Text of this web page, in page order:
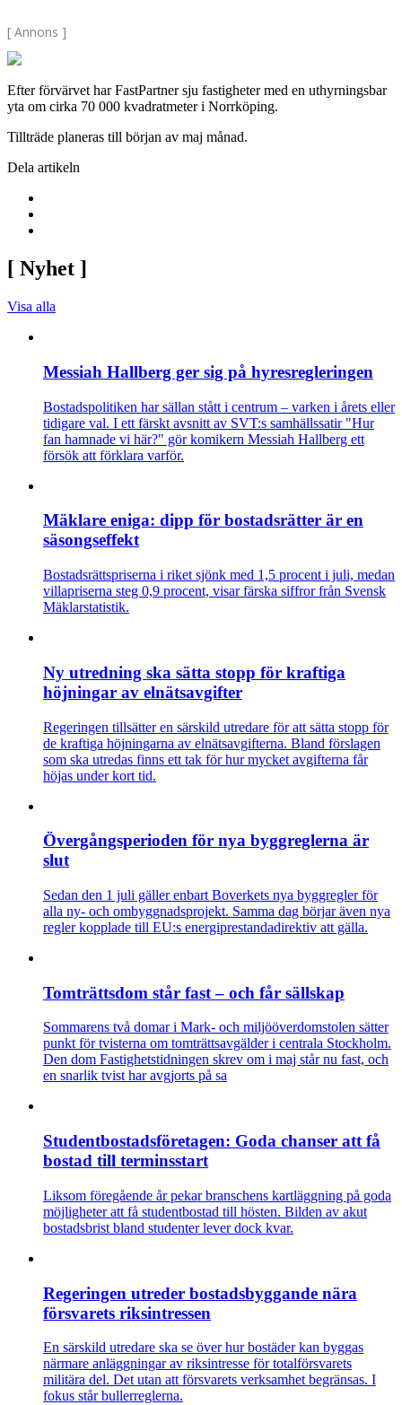
[ Annons ]
Efter förvärvet har FastPartner sju fastigheter med en uthyrningsbar
yta om cirka 70 000 kvadratmeter i Norrköping.
Tillträde planeras till början av maj månad.
Dela artikeln
[ Nyhet ]
Visa alla
Messiah Hallberg ger sig på hyresregleringen
Bostadspolitiken har sällan stått i centrum – varken i årets eller
tidigare val. I ett färskt avsnitt av SVT:s samhällssatir "Hur
fan hamnade vi här?" gör komikern Messiah Hallberg ett
försök att förklara varför.
Mäklare eniga: dipp för bostadsrätter är en
säsongseffekt
Bostadsrättspriserna i riket sjönk med 1,5 procent i juli, medan
villapriserna steg 0,9 procent, visar färska siffror från Svensk
Mäklarstatistik.
Ny utredning ska sätta stopp för kraftiga
höjningar av elnätsavgifter
Regeringen tillsätter en särskild utredare för att sätta stopp för
de kraftiga höjningarna av elnätsavgifterna. Bland förslagen
som ska utredas finns ett tak för hur mycket avgifterna får
höjas under kort tid.
Övergångsperioden för nya byggreglerna är
slut
Sedan den 1 juli gäller enbart Boverkets nya byggregler för
alla ny- och ombyggnadsprojekt. Samma dag börjar även nya
regler kopplade till EU:s energiprestandadirektiv att gälla.
Tomträttsdom står fast – och får sällskap
Sommarens två domar i Mark- och miljööverdomstolen sätter
punkt för tvisterna om tomträttsavgälder i centrala Stockholm.
Den dom Fastighetstidningen skrev om i maj står nu fast, och
en snarlik tvist har avgjorts på sa
Studentbostadsföretagen: Goda chanser att få
bostad till terminsstart
Liksom föregående år pekar branschens kartläggning på goda
möjligheter att få studentbostad till hösten. Bilden av akut
bostadsbrist bland studenter lever dock kvar.
Regeringen utreder bostadsbyggande nära
försvarets riksintressen
En särskild utredare ska se över hur bostäder kan byggas
närmare anläggningar av riksintresse för totalförsvarets
militära del. Det utan att försvarets verksamhet begränsas. I
fokus står bullerreglerna.